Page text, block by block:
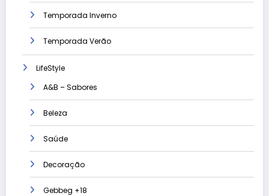
Temporada Inverno
Temporada Verão
LifeStyle
A&B – Sabores
Beleza
Saúde
Decoração
Gebbeg +18